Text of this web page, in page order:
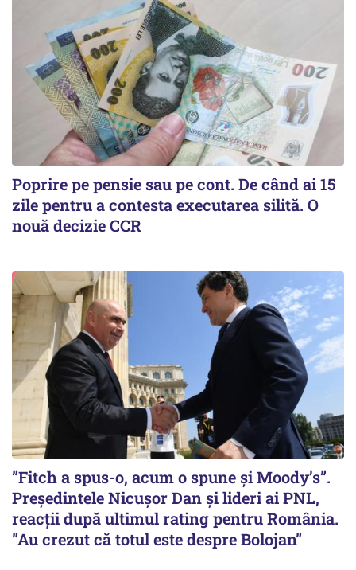
Poprire pe pensie sau pe cont. De când ai 15
zile pentru a contesta executarea silită. O
nouă decizie CCR
”Fitch a spus-o, acum o spune și Moody’s”.
Președintele Nicușor Dan și lideri ai PNL,
reacții după ultimul rating pentru România.
”Au crezut că totul este despre Bolojan”